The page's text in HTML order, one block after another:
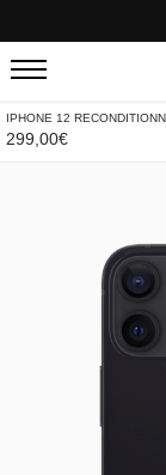
IPHONE 12
299,00€